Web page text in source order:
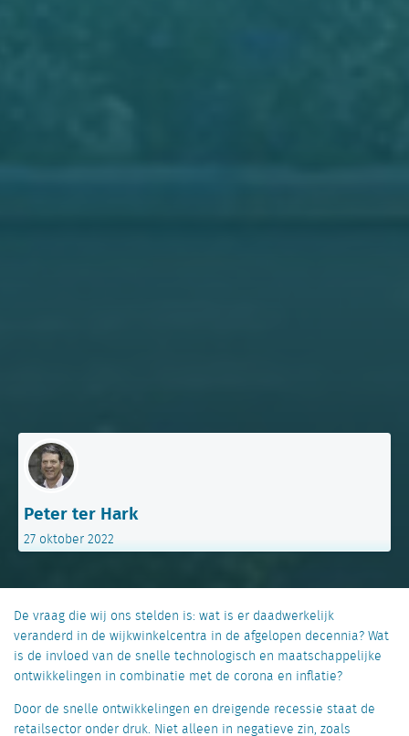
Peter ter Hark
27 oktober 2022
De vraag die wij ons stelden is: wat is er daadwerkelijk
veranderd in de wijkwinkelcentra in de afgelopen decennia? Wat
is de invloed van de snelle technologisch en maatschappelijke
ontwikkelingen in combinatie met de corona en inflatie?
Door de snelle ontwikkelingen en dreigende recessie staat de
retailsector onder druk. Niet alleen in negatieve zin, zoals